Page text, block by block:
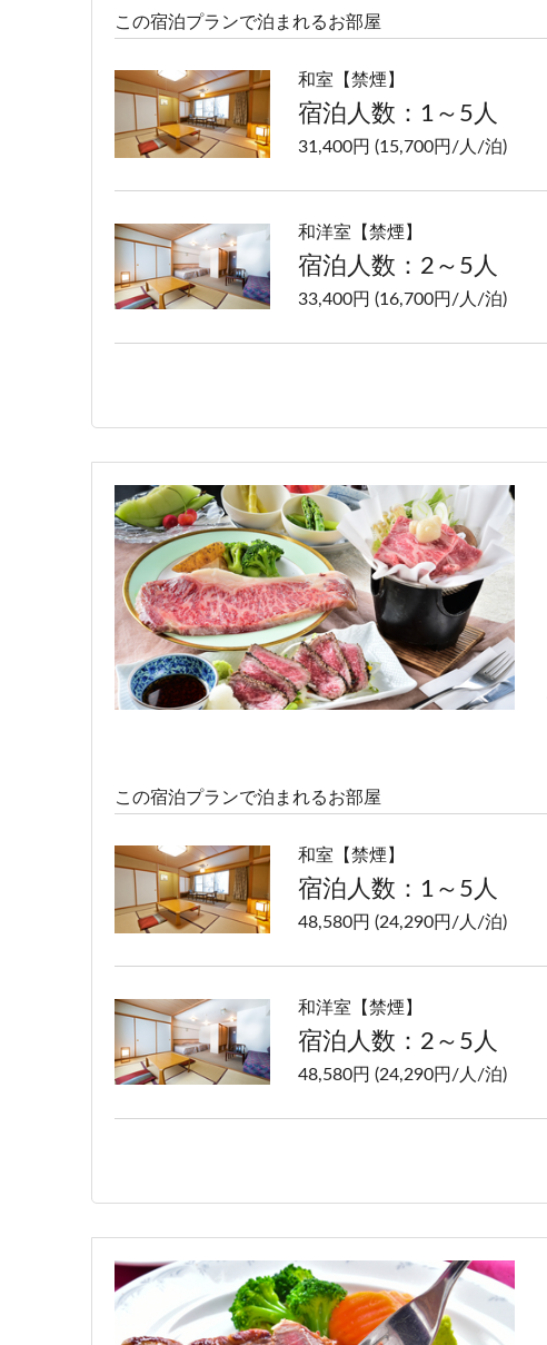
この宿泊プランで泊まれるお部屋
和室【禁煙】
宿泊人数：1～5人
31,400円 (15,700円/人/泊)
和洋室【禁煙】
宿泊人数：2～5人
33,400円 (16,700円/人/泊)
この宿泊プランで泊まれるお部屋
和室【禁煙】
宿泊人数：1～5人
48,580円 (24,290円/人/泊)
和洋室【禁煙】
宿泊人数：2～5人
48,580円 (24,290円/人/泊)
特別室【禁煙】